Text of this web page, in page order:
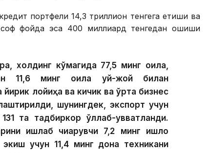
портфели 14,3 триллион тенгега етиши ва
соф фойда эса 400 миллиард тенгедан ошиши
холдинг кўмагида 77,5 минг оила,
11,6 минг оила уй-жой билан
лойиҳа ва кичик ва ўрта бизнес
шунингдек, экспорт учун
та тадбиркор қўллаб-қувватланди.
ишлаб чиқарувчи 7,2 минг қишлоқ
учун 11,4 минг дона техникани